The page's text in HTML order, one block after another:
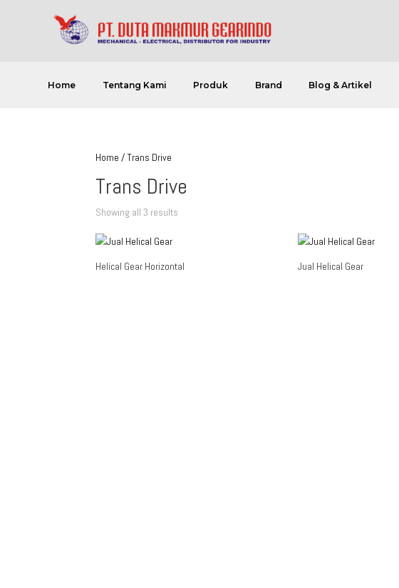
Home Tentang Kami Produk Brand Blog & Artikel
Home / Trans Drive
Trans Drive
Showing all 3 results
Helical Gear Horizontal Jual Helical Gear